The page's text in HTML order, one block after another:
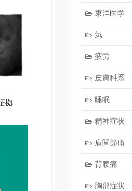
拠
東洋医学
気
疲労
皮膚科系
睡眠
精神症状
肩関節痛
背腰痛
胸部症状